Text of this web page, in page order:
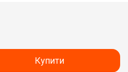
Купити